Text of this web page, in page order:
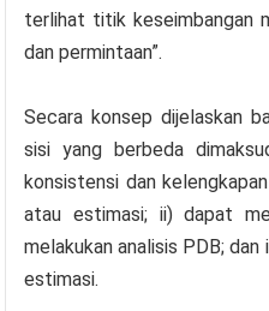
terlihat titik keseimbangan
dan permintaan”.
Secara konsep dijelaskan
sisi yang berbeda
konsistensi dan
atau estimasi; ii) dapat
melakukan analisis PDB;
estimasi.